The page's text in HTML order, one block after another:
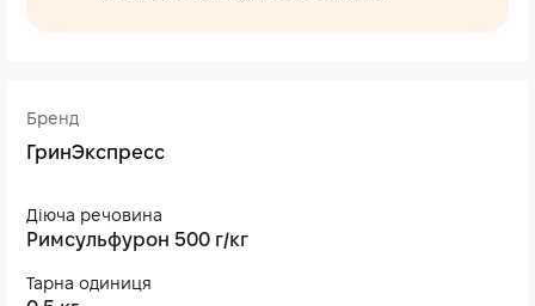
Бренд
ГринЭкспресс
Діюча речовина
Римсульфурон 500 г/кг
Тарна одиниця